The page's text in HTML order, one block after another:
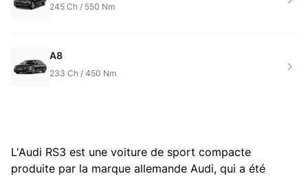
245 Ch / 550 Nm
A8
233 Ch / 450 Nm
L'Audi RS3 est une voiture de sport compacte
produite par la marque allemande Audi, qui a été